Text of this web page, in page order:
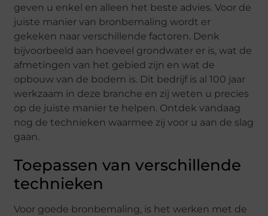
geven u enkel en alleen het beste advies. Voor de
juiste manier van bronbemaling wordt er
gekeken naar verschillende factoren. Denk
bijvoorbeeld aan hoeveel grondwater er is, wat de
afmetingen van het gebied zijn en wat de
opbouw van de bodem is. Dit bedrijf is al 100 jaar
werkzaam in deze branche en zij weten u precies
op de juiste manier te helpen. Ontdek vandaag
nog de technieken waarmee zij voor u aan de slag
gaan.
Toepassen van verschillende
technieken
Voor goede bronbemaling, is het werken met de